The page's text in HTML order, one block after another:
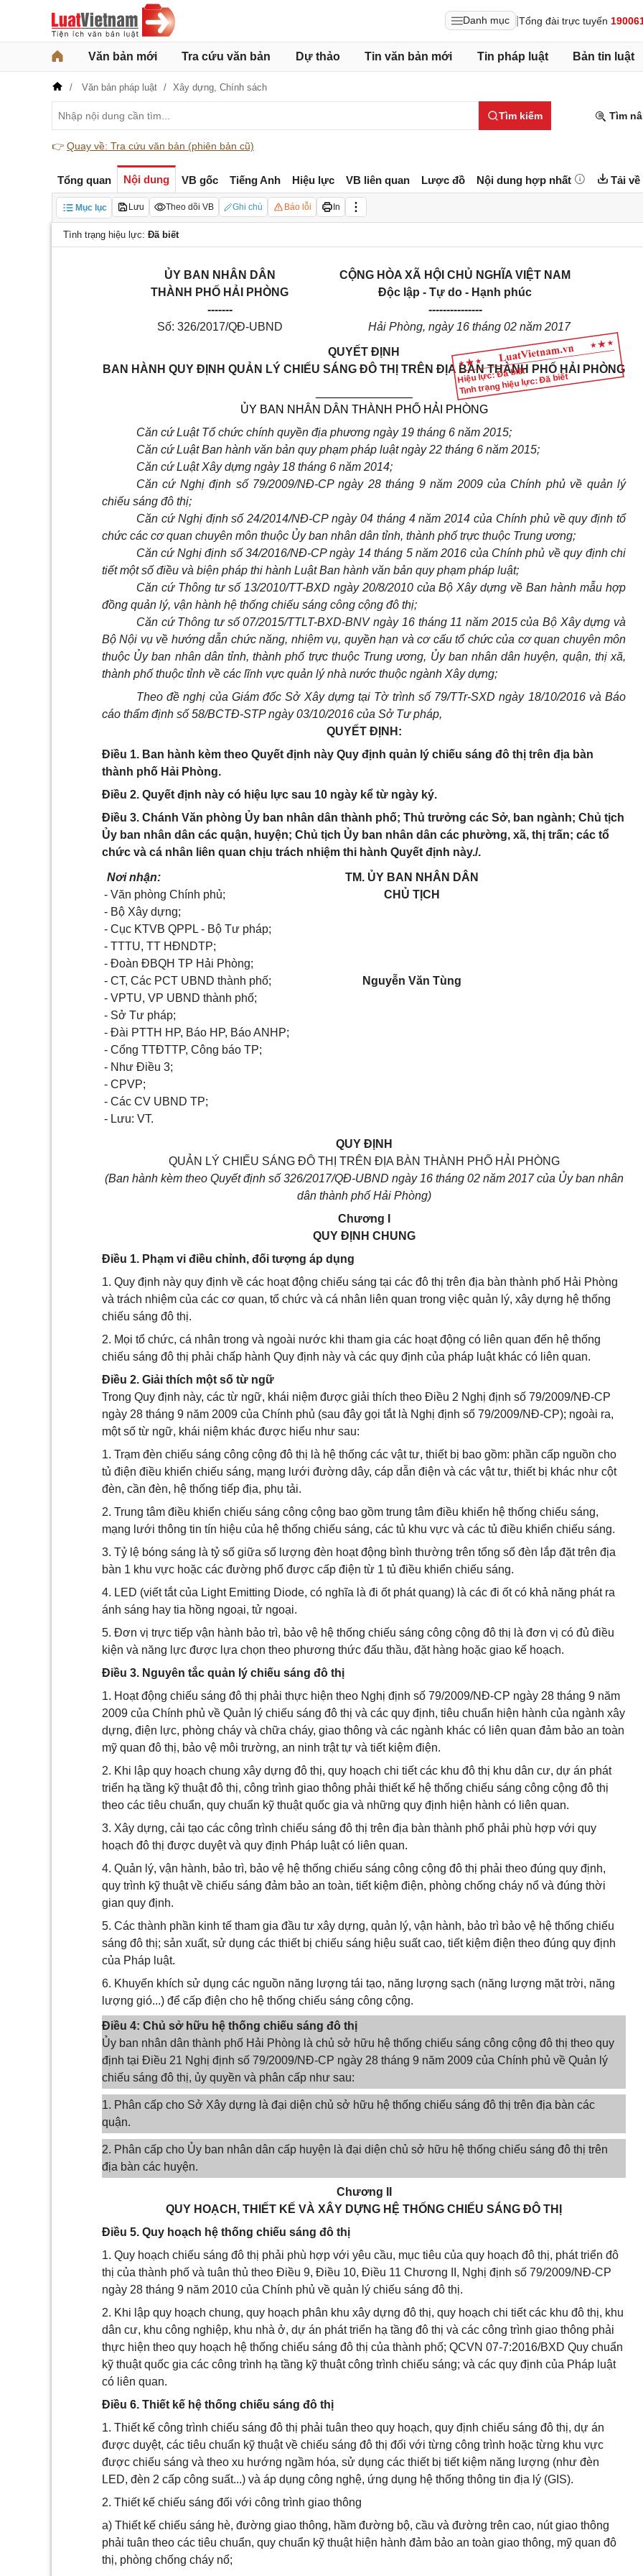
Danh mục Tổng đài trực tuyến
Văn bản mới Tra cứu văn bản Dự thảo Tin văn bản mới Tin pháp luật Bản tin luật
Văn bản pháp luật Xây dựng, Chính sách
Tìm kiếm Tìm
👉 Quay về: Tra cứu văn bản (phiên bản cũ)
Tổng quan Nội dung VB gốc Tiếng Anh Hiệu lực VB liên quan Lược đồ Nội dung hợp nhất Tải về
Mục lục Lưu Theo dõi VB Ghi chú Báo lỗi In
Tình trạng hiệu lực: Đã biết
Hiệu lực: Đã biết
Tình trạng hiệu lực: Đã biết
ỦY BAN NHÂN DÂN
THÀNH PHỐ HẢI PHÒNG
-------
Số: 326/2017/QĐ-UBND
CỘNG HÒA XÃ HỘI CHỦ NGHĨA VIỆT NAM
Độc lập - Tự do - Hạnh phúc
---------------
Hải Phòng, ngày 16 tháng 02 năm 2017
QUYẾT ĐỊNH
BAN HÀNH QUY ĐỊNH QUẢN LÝ CHIẾU SÁNG ĐÔ THỊ TRÊN ĐỊA BÀN THÀNH PHỐ HẢI PHÒNG
ỦY BAN NHÂN DÂN THÀNH PHỐ HẢI PHÒNG
Căn cứ Luật Tổ chức chính quyền địa phương ngày 19 tháng 6 năm 2015;
Căn cứ Luật Ban hành văn bản quy phạm pháp luật ngày 22 tháng 6 năm 2015;
Căn cứ Luật Xây dựng ngày 18 tháng 6 năm 2014;
Căn cứ Nghị định số 79/2009/NĐ-CP ngày 28 tháng 9 năm 2009 của Chính phủ về quản lý
chiếu sáng đô thị;
Căn cứ Nghị định số 24/2014/NĐ-CP ngày 04 tháng 4 năm 2014 của Chính phủ về quy định tổ
chức các cơ quan chuyên môn thuộc Ủy ban nhân dân tỉnh, thành phố trực thuộc Trung ương;
Căn cứ Nghị định số 34/2016/NĐ-CP ngày 14 tháng 5 năm 2016 của Chính phủ về quy định chi
tiết một số điều và biện pháp thi hành Luật Ban hành văn bản quy phạm pháp luật;
Căn cứ Thông tư số 13/2010/TT-BXD ngày 20/8/2010 của Bộ Xây dựng về Ban hành mẫu hợp
đồng quản lý, vận hành hệ thống chiếu sáng công cộng đô thị;
Căn cứ Thông tư số 07/2015/TTLT-BXD-BNV ngày 16 tháng 11 năm 2015 của Bộ Xây dựng và
Bộ Nội vụ về hướng dẫn chức năng, nhiệm vụ, quyền hạn và cơ cấu tổ chức của cơ quan chuyên môn
thuộc Ủy ban nhân dân tỉnh, thành phố trực thuộc Trung ương, Ủy ban nhân dân huyện, quận, thị xã,
thành phố thuộc tỉnh về các lĩnh vực quản lý nhà nước thuộc ngành Xây dựng;
Theo đề nghị của Giám đốc Sở Xây dựng tại Tờ trình số 79/TTr-SXD ngày 18/10/2016 và Báo
cáo thẩm định số 58/BCTĐ-STP ngày 03/10/2016 của Sở Tư pháp,
QUYẾT ĐỊNH:
Điều 1. Ban hành kèm theo Quyết định này Quy định quản lý chiếu sáng đô thị trên địa bàn
thành phố Hải Phòng.
Điều 2. Quyết định này có hiệu lực sau 10 ngày kể từ ngày ký.
Điều 3. Chánh Văn phòng Ủy ban nhân dân thành phố; Thủ trưởng các Sở, ban ngành; Chủ tịch
Ủy ban nhân dân các quận, huyện; Chủ tịch Ủy ban nhân dân các phường, xã, thị trấn; các tổ
chức và cá nhân liên quan chịu trách nhiệm thi hành Quyết định này./.
Nơi nhận:
- Văn phòng Chính phủ;
- Bộ Xây dựng;
- Cục KTVB QPPL - Bộ Tư pháp;
- TTTU, TT HĐNDTP;
- Đoàn ĐBQH TP Hải Phòng;
- CT, Các PCT UBND thành phố;
- VPTU, VP UBND thành phố;
- Sở Tư pháp;
- Đài PTTH HP, Báo HP, Báo ANHP;
- Cổng TTĐTTP, Công báo TP;
- Như Điều 3;
- CPVP;
- Các CV UBND TP;
- Lưu: VT.
TM. ỦY BA N NHÂN DÂN
CHỦ T CH
Nguyễn Văn Tùng
QUY ĐỊNH
QUẢN LÝ CHIẾU SÁNG ĐÔ THỊ TRÊN ĐỊA BÀN THÀNH PHỐ HẢI PHÒNG
(Ban hành kèm theo Quyết định số 326/2017/QĐ-UBND ngày16 tháng02 năm 2017của Ủy bannhân
dân thành phốHải Phòng)
Chương I
QUY ĐỊNH CHUNG
Điều 1. Phạm vi điều chỉnh, đối tượng áp dụng
1. Quy định này quy định về các hoạt động chiếu sáng tại các đô thị trên địa bàn thành phố Hải Phòng
và trách nhiệm của các cơ quan, tổ chức và cá nhân liên quan trong việc quản lý, xây dựng hệ thống
chiếu sáng đô thị.
2. Mọi tổ chức, cá nhân trong và ngoài nước khi tham gia các hoạt động có liên quan đến hệ thống
chiếu sáng đô thị phải chấp hành Quy định này và các quy định của pháp luật khác có liên quan.
Điều 2. Giải thích một số từ ngữ
Trong Quy định này, các từ ngữ, khái niệm được giải thích theo Điều 2 Nghị định số 79/2009/NĐ-CP
ngày 28 tháng 9 năm 2009 của Chính phủ (sau đây gọi tắt là Nghị định số 79/2009/NĐ-CP); ngoài ra,
một số từ ngữ, khái niệm khác được hiểu như sau:
1. Trạm đèn chiếu sáng công cộng đô thị là hệ thống các vật tư, thiết bị bao gồm: phần cấp nguồn cho
tủ điện điều khiển chiếu sáng, mạng lưới đường dây, cáp dẫn điện và các vật tư, thiết bị khác như cột
đèn, cần đèn, hệ thống tiếp địa, phụ tải.
2. Trung tâm điều khiển chiếu sáng công cộng bao gồm trung tâm điều khiển hệ thống chiếu sáng,
mạng lưới thông tin tín hiệu của hệ thống chiếu sáng, các tủ khu vực và các tủ điều khiển chiếu sáng.
3. Tỷ lệ bóng sáng là tỷ số giữa số lượng đèn hoạt động bình thường trên tổng số đèn lắp đặt trên địa
bàn 1 khu vực hoặc các đường phố được cấp điện từ 1 tủ điều khiển chiếu sáng.
4. LED (viết tắt của Light Emitting Diode, có nghĩa là đi ốt phát quang) là các đi ốt có khả năng phát ra
ánh sáng hay tia hồng ngoại, tử ngoại.
5. Đơn vị trực tiếp vận hành bảo trì, bảo vệ hệ thống chiếu sáng công cộng đô thị là đơn vị có đủ điều
kiện và năng lực được lựa chọn theo phương thức đấu thầu, đặt hàng hoặc giao kế hoạch.
Điều 3. Nguyên tắc quản lý chiếu sáng đô thị
1. Hoạt động chiếu sáng đô thị phải thực hiện theo Nghị định số 79/2009/NĐ-CP ngày 28 tháng 9 năm
2009 của Chính phủ về Quản lý chiếu sáng đô thị và các quy định, tiêu chuẩn hiện hành của ngành xây
dựng, điện lực, phòng cháy và chữa cháy, giao thông và các ngành khác có liên quan đảm bảo an toàn
mỹ quan đô thị, bảo vệ môi trường, an ninh trật tự và tiết kiệm điện.
2. Khi lập quy hoạch chung xây dựng đô thị, quy hoạch chi tiết các khu đô thị khu dân cư, dự án phát
triển hạ tầng kỹ thuật đô thị, công trình giao thông phải thiết kế hệ thống chiếu sáng công cộng đô thị
theo các tiêu chuẩn, quy chuẩn kỹ thuật quốc gia và những quy định hiện hành có liên quan.
3. Xây dựng, cải tạo các công trình chiếu sáng đô thị trên địa bàn thành phố phải phù hợp với quy
hoạch đô thị được duyệt và quy định Pháp luật có liên quan.
4. Quản lý, vận hành, bảo trì, bảo vệ hệ thống chiếu sáng công cộng đô thị phải theo đúng quy định,
quy trình kỹ thuật về chiếu sáng đảm bảo an toàn, tiết kiệm điện, phòng chống cháy nổ và đúng thời
gian quy định.
5. Các thành phần kinh tế tham gia đầu tư xây dựng, quản lý, vận hành, bảo trì bảo vệ hệ thống chiếu
sáng đô thị; sản xuất, sử dụng các thiết bị chiếu sáng hiệu suất cao, tiết kiệm điện theo đúng quy định
của Pháp luật.
6. Khuyến khích sử dụng các nguồn năng lượng tái tạo, năng lượng sạch (năng lượng mặt trời, năng
lượng gió...) để cấp điện cho hệ thống chiếu sáng công cộng.
Điều 4: Chủ sở hữu hệ thống chiếu sáng đô thị
Ủy ban nhân dân thành phố Hải Phòng là chủ sở hữu hệ thống chiếu sáng công cộng đô thị theo quy
định tại Điều 21 Nghị định số 79/2009/NĐ-CP ngày 28 tháng 9 năm 2009 của Chính phủ về Quản lý
chiếu sáng đô thị, ủy quyền và phân cấp như sau:
1. Phân cấp cho Sở Xây dựng là đại diện chủ sở hữu hệ thống chiếu sáng đô thị trên địa bàn các
quận.
2. Phân cấp cho Ủy ban nhân dân cấp huyện là đại diện chủ sở hữu hệ thống chiếu sáng đô thị trên
địa bàn các huyện.
Chương II
QUY HOẠCH, THIẾT KẾ VÀ XÂY DỰNG HỆ THỐNG CHIẾU SÁNG ĐÔ THỊ
Điều 5. Quy hoạch hệ thống chiếu sáng đô thị
1. Quy hoạch chiếu sáng đô thị phải phù hợp với yêu cầu, mục tiêu của quy hoạch đô thị, phát triển đô
thị của thành phố và tuân thủ theo Điều 9, Điều 10, Điều 11 Chương II, Nghị định số 79/2009/NĐ-CP
ngày 28 tháng 9 năm 2010 của Chính phủ về quản lý chiếu sáng đô thị.
2. Khi lập quy hoạch chung, quy hoạch phân khu xây dựng đô thị, quy hoạch chi tiết các khu đô thị, khu
dân cư, khu công nghiệp, khu nhà ở, dự án phát triển hạ tầng đô thị và các công trình giao thông phải
thực hiện theo quy hoạch hệ thống chiếu sáng đô thị của thành phố; QCVN 07-7:2016/BXD Quy chuẩn
kỹ thuật quốc gia các công trình hạ tầng kỹ thuật công trình chiếu sáng; và các quy định của Pháp luật
có liên quan.
Điều 6. Thiết kế hệ thống chiếu sáng đô thị
1. Thiết kế công trình chiếu sáng đô thị phải tuân theo quy hoạch, quy định chiếu sáng đô thị, dự án
được duyệt, các tiêu chuẩn kỹ thuật về chiếu sáng đô thị đối với từng công trình hoặc từng khu vực
được chiếu sáng và theo xu hướng ngầm hóa, sử dụng các thiết bị tiết kiệm năng lượng (như đèn
LED, đèn 2 cấp công suất...) và áp dụng công nghệ, ứng dụng hệ thống thông tin địa lý (GIS).
2. Thiết kế chiếu sáng đối với công trình giao thông
a) Thiết kế chiếu sáng hè, đường giao thông, hầm đường bộ, cầu và đường trên cao, nút giao thông
phải tuân theo các tiêu chuẩn, quy chuẩn kỹ thuật hiện hành đảm bảo an toàn giao thông, mỹ quan đô
thị, phòng chống cháy nổ;